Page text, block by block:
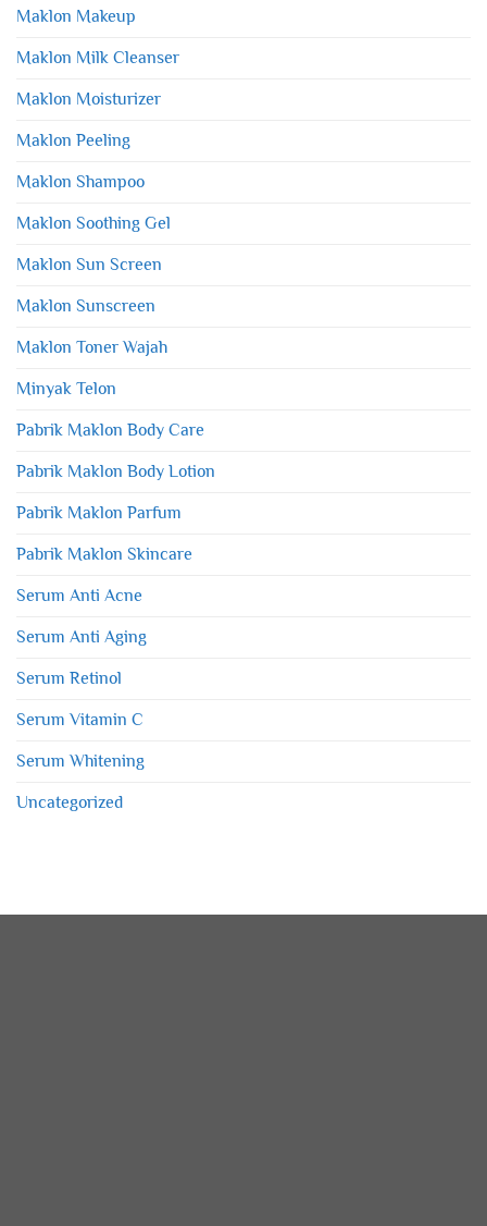
Maklon Makeup
Maklon Milk Cleanser
Maklon Moisturizer
Maklon Peeling
Maklon Shampoo
Maklon Soothing Gel
Maklon Sun Screen
Maklon Sunscreen
Maklon Toner Wajah
Minyak Telon
Pabrik Maklon Body Care
Pabrik Maklon Body Lotion
Pabrik Maklon Parfum
Pabrik Maklon Skincare
Serum Anti Acne
Serum Anti Aging
Serum Retinol
Serum Vitamin C
Serum Whitening
Uncategorized